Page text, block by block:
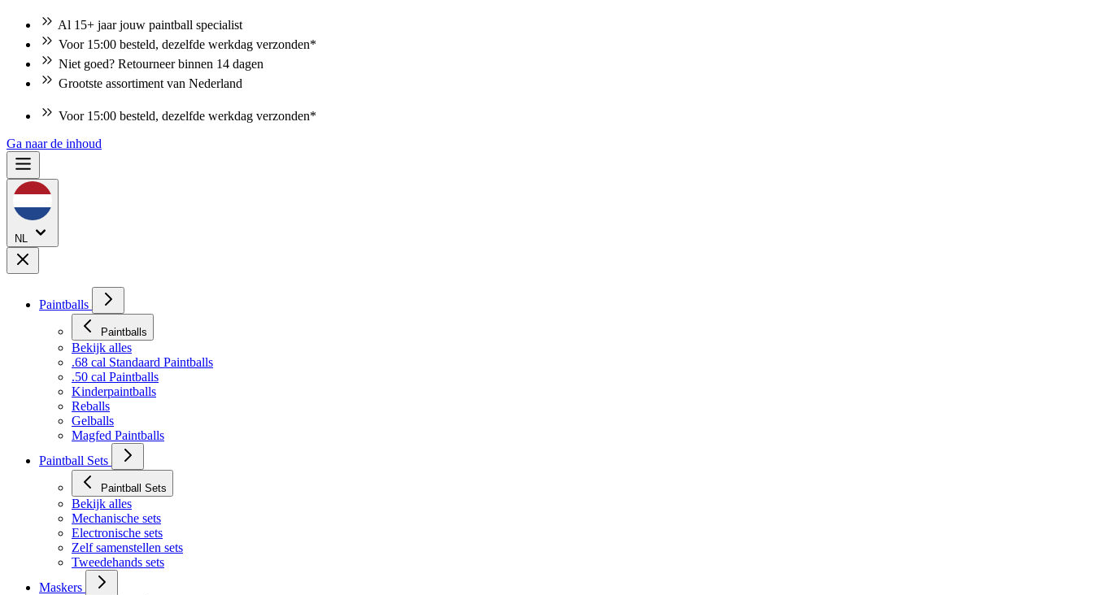
Al 15+ jaar jouw paintball specialist
Voor 15:00 besteld, dezelfde werkdag verzonden*
Niet goed? Retourneer binnen 14 dagen
Grootste assortiment van Nederland
Voor 15:00 besteld, dezelfde werkdag verzonden*
Ga naar de inhoud
NL
Paintballs
Paintballs
Bekijk alles
.68 cal Standaard Paintballs
.50 cal Paintballs
Kinderpaintballs
Reballs
Gelballs
Magfed Paintballs
Paintball Sets
Paintball Sets
Bekijk alles
Mechanische sets
Electronische sets
Zelf samenstellen sets
Tweedehands sets
Maskers